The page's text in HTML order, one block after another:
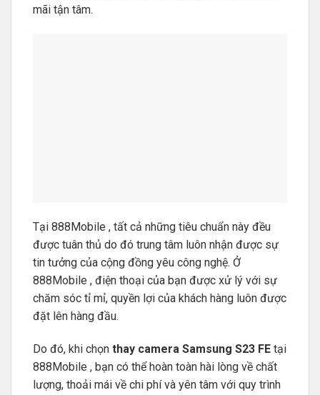
mãi tận tâm.
Tại 888Mobile , tất cả những tiêu chuẩn này đều
được tuân thủ do đó trung tâm luôn nhận được sự
tin tưởng của cộng đồng yêu công nghệ. Ở
888Mobile , điện thoại của bạn được xử lý với sự
chăm sóc tỉ mỉ, quyền lợi của khách hàng luôn được
đặt lên hàng đầu.
Do đó, khi chọn thay camera Samsung S23 FE tại
888Mobile , bạn có thể hoàn toàn hài lòng về chất
lượng, thoải mái về chi phí và yên tâm với quy trình